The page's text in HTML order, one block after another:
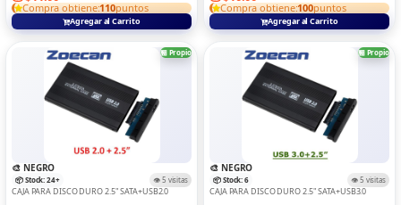
MEMORIA Y LECTOR
RELOJ
Routers Y Switch
SOPORTE DE TABLE/LAPTOP
TABLET
Teclados Y Mouse
Compra obtiene:110puntos
Agregar al Carrito
Compra obtiene:100puntos
Agregar al Carrito
🏪 Propio
🎨 NEGRO
📦 Stock: 24+ 👁️ 5 visitas
CAJA PARA DISCO DURO 2.5" SATA+USB2.0
🏪 Propio
🎨 NEGRO
📦 Stock: 6 👁️ 5 visitas
CAJA PARA DISCO DURO 2.5" SATA+USB3.0